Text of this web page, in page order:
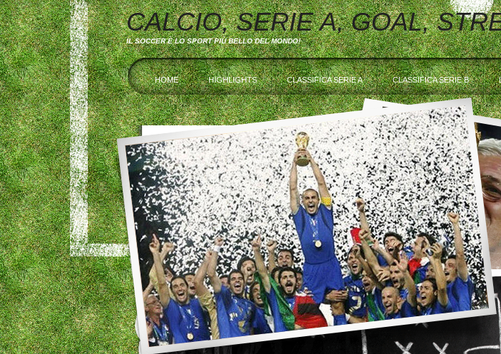
CALCIO, SERIE A, GOAL,
IL SOCCER È LO SPORT PIÙ BELLO DEL MONDO!
HOME HIGHLIGHTS CLASSIFICA SERIE A CLASSIFICA SERIE B